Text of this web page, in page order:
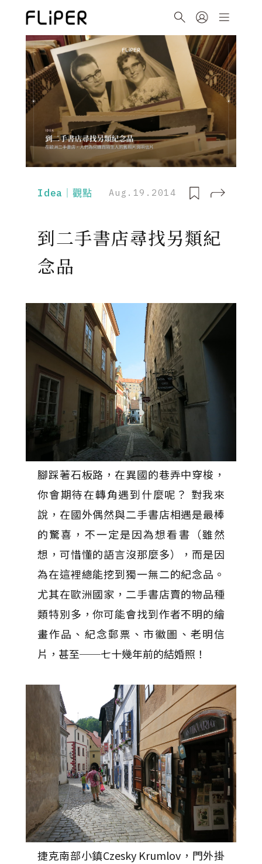
Idea｜觀點 Aug.19.2014
到二手書店尋找另類紀
念品
腳踩著石板路，在異國的巷弄中穿梭，
你會期待在轉角遇到什麼呢？ 對我來
說，在國外偶然與二手書店相遇是最棒
的驚喜，不一定是因為想看書（雖然
想，可惜懂的語言沒那麼多），而是因
為在這裡總能挖到獨一無二的紀念品。
尤其在歐洲國家，二手書店賣的物品種
類特別多，你可能會找到作者不明的繪
畫作品、紀念郵票、市徽圖、老明信
片，甚至──七十幾年前的結婚照！
捷克南部小鎮Czesky Krumlov，門外掛